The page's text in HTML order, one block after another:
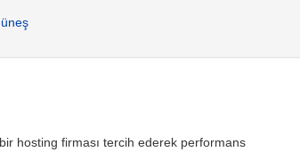
hosting firması tercih ederek performans